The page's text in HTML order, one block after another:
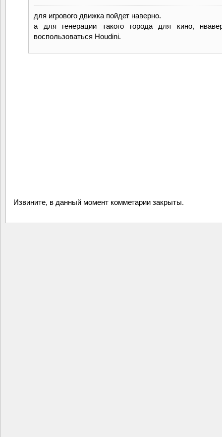
для игрового движка пойдет наверно.
а для генерации такого города для кино,
воспользоваться Houdini.
Извините, в данный момент комметарии закрыты.